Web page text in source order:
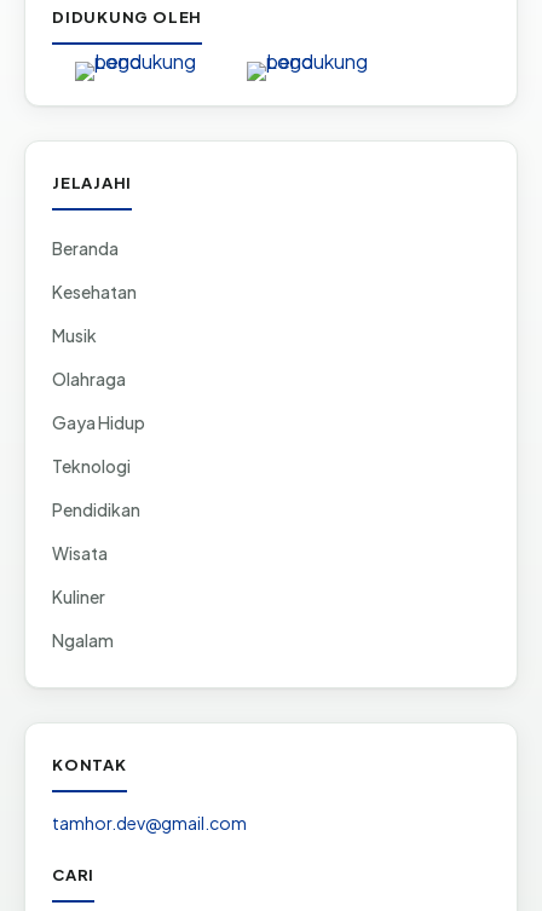
DIDUKUNG OLEH
JELAJAHI
Beranda
Kesehatan
Musik
Olahraga
Gaya Hidup
Teknologi
Pendidikan
Wisata
Kuliner
Ngalam
KONTAK
tamhor.dev@gmail.com
CARI